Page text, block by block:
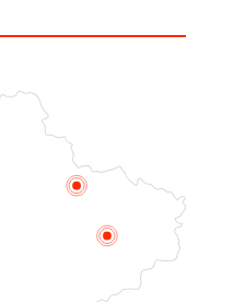
Прп.